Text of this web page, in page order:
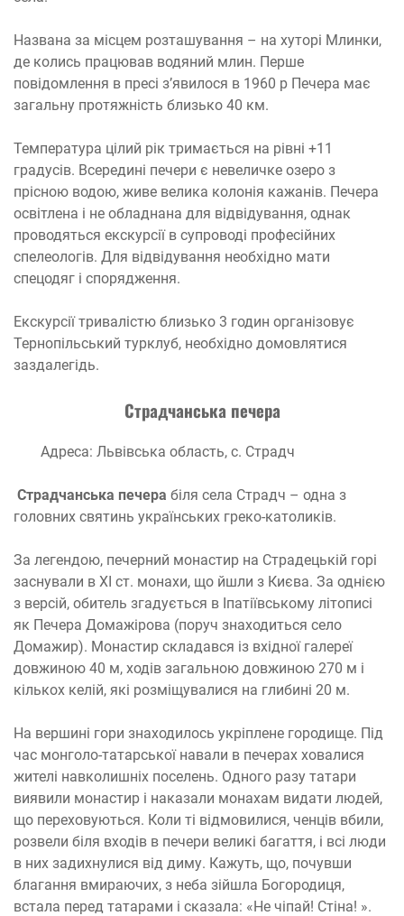
Названа за місцем розташування – на хуторі Млинки,
де колись працював водяний млин. Перше
повідомлення в пресі з’явилося в 1960 р Печера має
загальну протяжність близько 40 км.
Температура цілий рік тримається на рівні +11
градусів. Всередині печери є невеличке озеро з
прісною водою, живе велика колонія кажанів. Печера
освітлена і не обладнана для відвідування, однак
проводяться екскурсії в супроводі професійних
спелеологів. Для відвідування необхідно мати
спецодяг і спорядження.
Екскурсії тривалістю близько 3 годин організовує
Тернопільський турклуб, необхідно домовлятися
заздалегідь.
Страдчанська печера
Адреса: Львівська область, с. Страдч
Страдчанська печера біля села Страдч – одна з
головних святинь українських греко-католиків.
За легендою, печерний монастир на Страдецькій горі
заснували в XI ст. монахи, що йшли з Києва. За однією
з версій, обитель згадується в Іпатіївському літописі
як Печера Домажірова (поруч знаходиться село
Домажир). Монастир складався із вхідної галереї
довжиною 40 м, ходів загальною довжиною 270 м і
кількох келій, які розміщувалися на глибині 20 м.
На вершині гори знаходилось укріплене городище. Під
час монголо-татарської навали в печерах ховалися
жителі навколишніх поселень. Одного разу татари
виявили монастир і наказали монахам видати людей,
що переховуються. Коли ті відмовилися, ченців вбили,
розвели біля входів в печери великі багаття, і всі люди
в них задихнулися від диму. Кажуть, що, почувши
благання вмираючих, з неба зійшла Богородиця,
встала перед татарами і сказала: «Не чіпай! Стіна! ».